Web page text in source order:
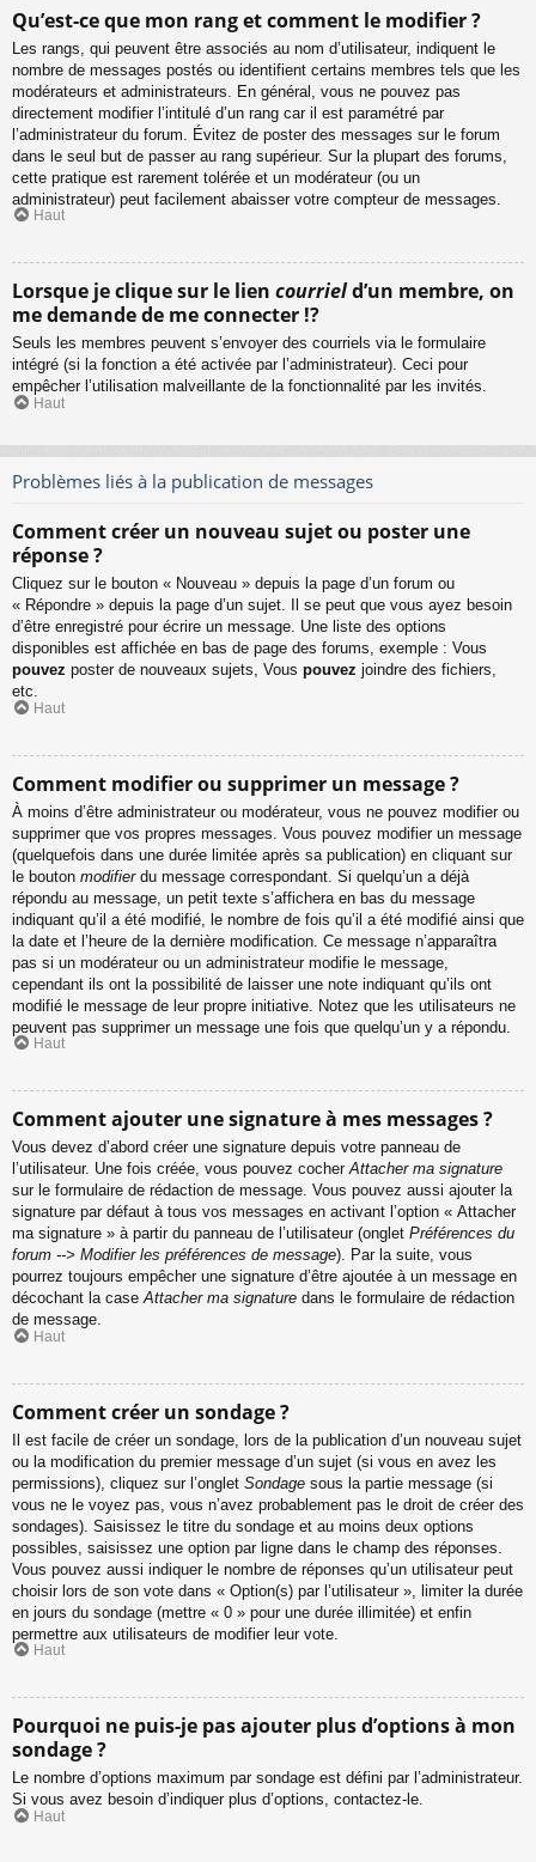
Qu’est-ce que mon rang et comment le modifier ?
Les rangs, qui peuvent être associés au nom d’utilisateur, indiquent le
nombre de messages postés ou identifient certains membres tels que les
modérateurs et administrateurs. En général, vous ne pouvez pas
directement modifier l’intitulé d’un rang car il est paramétré par
l’administrateur du forum. Évitez de poster des messages sur le forum
dans le seul but de passer au rang supérieur. Sur la plupart des forums,
cette pratique est rarement tolérée et un modérateur (ou un
administrateur) peut facilement abaisser votre compteur de messages.
Haut
Lorsque je clique sur le lien courrield’un membre, on
me demande de me connecter !?
Seuls les membres peuvent s’envoyer des courriels via le formulaire
intégré (si la fonction a été activée par l’administrateur). Ceci pour
empêcher l’utilisation malveillante de la fonctionnalité par les invités.
Haut
Problèmes liés à la publication de messages
Comment créer un nouveau sujet ou poster une
réponse ?
Cliquez sur le bouton « Nouveau » depuis la page d’un forum ou
« Répondre » depuis la page d’un sujet. Il se peut que vous ayez besoin
d’être enregistré pour écrire un message. Une liste des options
disponibles est affichée en bas de page des forums, exemple : Vous
pouvez poster de nouveaux sujets, Vous pouvez joindre des fichiers,
etc.
Haut
Comment modifier ou supprimer un message ?
À moins d’être administrateur ou modérateur, vous ne pouvez modifier ou
supprimer que vos propres messages. Vous pouvez modifier un message
(quelquefois dans une durée limitée après sa publication) en cliquant sur
le bouton modifierdu message correspondant. Si quelqu’un a déjà
répondu au message, un petit texte s’affichera en bas du message
indiquant qu’il a été modifié, le nombre de fois qu’il a été modifié ainsi que
la date et l’heure de la dernière modification. Ce message n’apparaîtra
pas si un modérateur ou un administrateur modifie le message,
cependant ils ont la possibilité de laisser une note indiquant qu’ils ont
modifié le message de leur propre initiative. Notez que les utilisateurs ne
peuvent pas supprimer un message une fois que quelqu’un y a répondu.
Haut
Comment ajouter une signature à mes messages ?
Vous devez d’abord créer une signature depuis votre panneau de
l’utilisateur. Une fois créée, vous pouvez cocherAttacher ma signature
sur le formulaire de rédaction de message. Vous pouvez aussi ajouter la
signature par défaut à tous vos messages en activant l’option « Attacher
ma signature » à partir du panneau de l’utilisateur (onglet Préférences du
forum --> Modifier les préférences de message). Par la suite, vous
pourrez toujours empêcher une signature d’être ajoutée à un message en
décochant la caseAttacher ma signature dans le formulaire de rédaction
de message.
Haut
Comment créer un sondage ?
Il est facile de créer un sondage, lors de la publication d’un nouveau sujet
ou la modification du premier message d’un sujet (si vous en avez les
permissions), cliquez sur l’onglet Sondage sous la partie message (si
vous ne le voyez pas, vous n’avez probablement pas le droit de créer des
sondages). Saisissez le titre du sondage et au moins deux options
possibles, saisissez une option par ligne dans le champ des réponses.
Vous pouvez aussi indiquer le nombre de réponses qu’un utilisateur peut
choisir lors de son vote dans « Option(s) par l’utilisateur », limiter la durée
en jours du sondage (mettre « 0 » pour une durée illimitée) et enfin
permettre aux utilisateurs de modifier leur vote.
Haut
Pourquoi ne puis-je pas ajouter plus d’options à mon
sondage ?
Le nombre d’options maximum par sondage est défini par l’administrateur.
Si vous avez besoin d’indiquer plus d’options, contactez-le.
Haut